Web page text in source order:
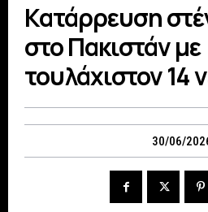
Κατάρρευση
στο Πακιστάν με
τουλάχιστον 14
30/06/